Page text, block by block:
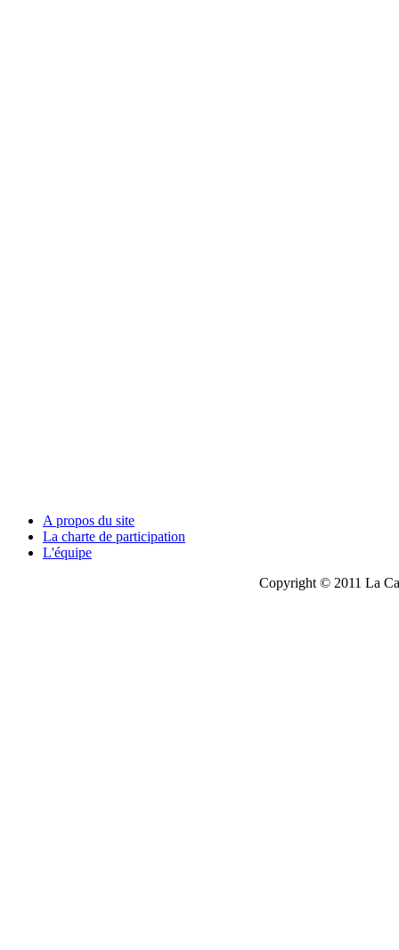
A propos du site
La charte de participation
L'équipe
Copyright © 2011 La